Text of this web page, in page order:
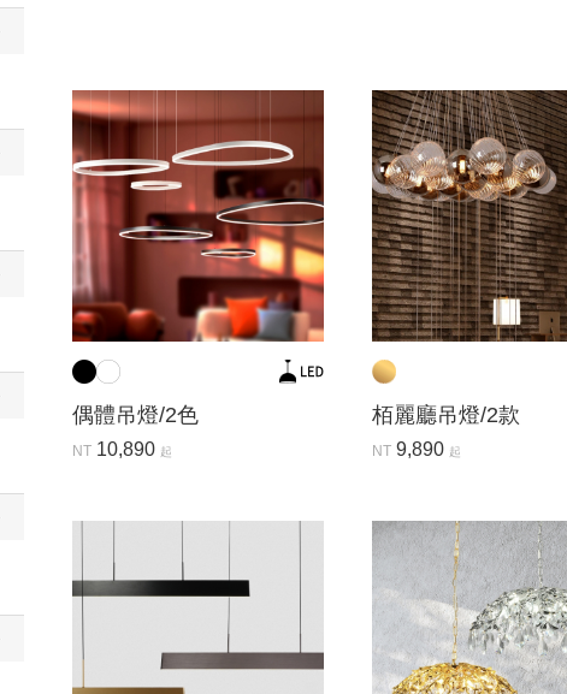
偶體吊燈/2色
NT 10,890 起
栢麗廳吊燈/2款
NT9,890 起